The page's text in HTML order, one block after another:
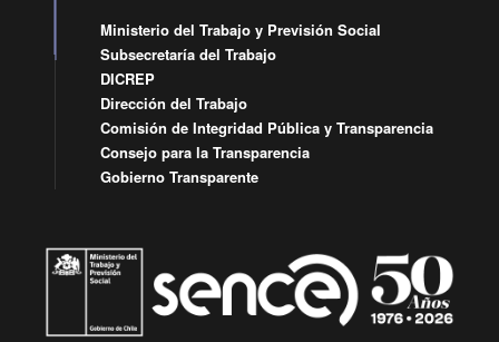
Ministerio del Trabajo y Previsión Social
Subsecretaría del Trabajo
DICREP
Dirección del Trabajo
Comisión de Integridad Pública y Transparencia
Consejo para la Transparencia
Gobierno Transparente